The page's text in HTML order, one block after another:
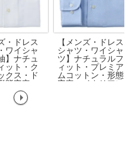
・ドレス
ワイシャ
】ナチュ
ット・ク
クス・ド
態安定・
フォー
リアンカ
【メンズ・ドレス
シャツ・ワイシャ
ツ】ナチュラルフ
ィット・プレミア
ムコットン・形態
安定・イタリアン